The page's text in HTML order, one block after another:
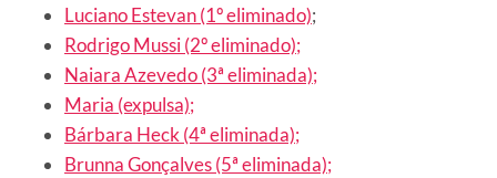
Luciano Estevan (1º eliminado);
Rodrigo Mussi (2º eliminado);
Naiara Azevedo (3ª eliminada);
Maria (expulsa);
Bárbara Heck (4ª eliminada);
Brunna Gonçalves (5ª eliminada);